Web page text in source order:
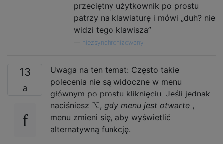
przeciętny użytkownik po prostu
patrzy na klawiaturę i mówi „duh? nie
widzi tego klawisza”
niezsynchronizowany
13
Uwaga na ten temat: Często takie
polecenia nie są widoczne w menu
głównym po prostu kliknięciu. Jeśli jednak
naciśniesz ⌥, gdy menu jest otwarte ,
menu zmieni się, aby wyświetlić
alternatywną funkcję.